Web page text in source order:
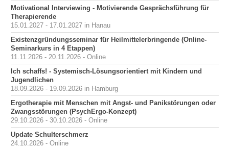
Motivational Interviewing - Motivierende Gesprächsführung für
Therapierende
15.01.2027 - 17.01.2027 in Hanau
Existenzgründungsseminar für Heilmittelerbringende (Online-
Seminarkurs in 4 Etappen)
11.11.2026 - 20.11.2026 - Online
Ich schaffs! - Systemisch-Lösungsorientiert mit Kindern und
Jugendlichen
18.09.2026 - 19.09.2026 in Hamburg
Ergotherapie mit Menschen mit Angst- und Panikstörungen oder
Zwangsstörungen (PsychErgo-Konzept)
29.10.2026 - 30.10.2026 - Online
Update Schulterschmerz
24.10.2026 - Online